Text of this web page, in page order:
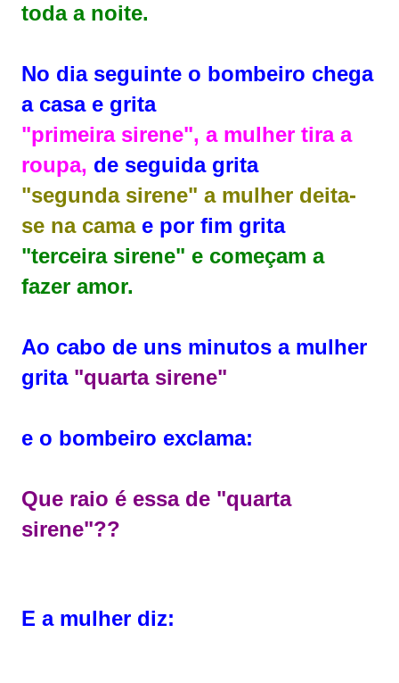
toda a noite.
No dia seguinte o bombeiro chega
a casa e grita
"primeira sirene", a mulher tira a
roupa, de seguida grita
"segunda sirene" a mulher deita-
se na cama e por fim grita
"terceira sirene" e começam a
fazer amor.
Ao cabo de uns minutos a mulher
grita "quarta sirene"
e o bombeiro exclama:
Que raio é essa de "quarta
sirene"??
E a mulher diz: